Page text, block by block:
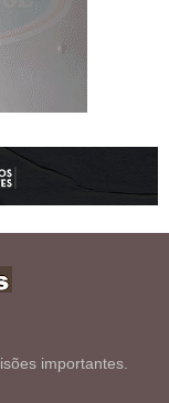
importantes.